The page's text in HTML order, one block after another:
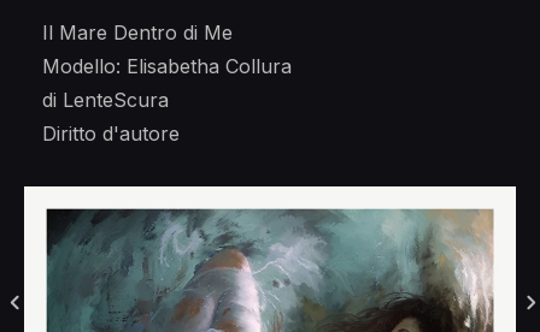
Il Mare Dentro di Me
Modello: Elisabetha Collura
di LenteScura
Diritto d'autore